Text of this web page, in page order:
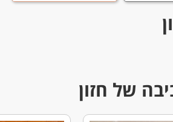
של חזון